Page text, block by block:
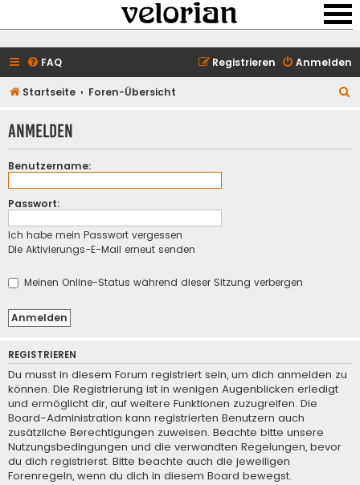
FAQ Anmelden
Registrieren
Startseite Foren-Übersicht
h
Anmelden
Benutzername:
Passwort:
Ich habe mein Passwort vergessen
Die Aktivierungs-E-Mail erneut senden
Meinen Online-Status während dieser Sitzung verbergen
REGISTRIEREN
Du musst in diesem Forum registriert sein, um dich anmelden zu
können. Die Registrierung ist in wenigen Augenblicken erledigt
und ermöglicht dir, auf weitere Funktionen zuzugreifen. Die
Board-Administration kann registrierten Benutzern auch
zusätzliche Berechtigungen zuweisen. Beachte bitte unsere
Nutzungsbedingungen und die verwandten Regelungen, bevor
du dich registrierst. Bitte beachte auch die jeweiligen
Forenregeln, wenn du dich in diesem Board bewegst.